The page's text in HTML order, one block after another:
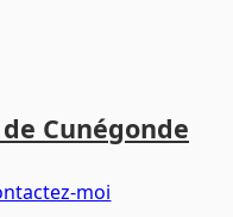
Cunégonde
moi